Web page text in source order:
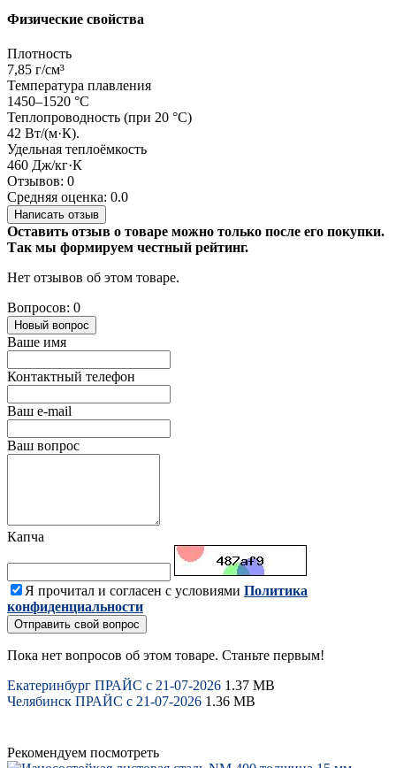
Физические свойства
Плотность
7,85 г/см³
Температура плавления
1450–1520 °C
Теплопроводность (при 20 °C)
42 Вт/(м·К).
Удельная теплоёмкость
460 Дж/кг·К
Отзывов: 0
Средняя оценка: 0.0
Написать отзыв
Оставить отзыв о товаре можно только после его покупки.
Так мы формируем честный рейтинг.
Нет отзывов об этом товаре.
Вопросов: 0
Новый вопрос
Ваше имя
Контактный телефон
Ваш e-mail
Ваш вопрос
Капча
Я прочитал и согласен с условиями Политика
конфиденциальности
Отправить свой вопрос
Пока нет вопросов об этом товаре. Станьте первым!
Екатеринбург ПРАЙС с 21-07-2026 1.37 MB
Челябинск ПРАЙС с 21-07-2026 1.36 MB
Рекомендуем посмотреть